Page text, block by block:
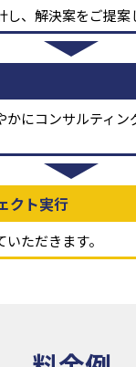
、解決案をご提案
かにコンサルティン
クト実行
ただきます。